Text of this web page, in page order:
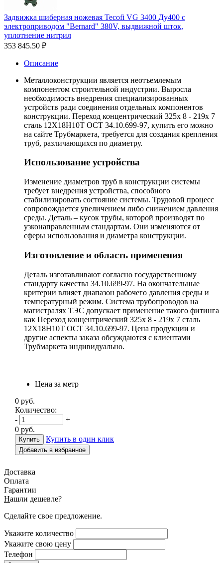
Задвижка шиберная ножевая Tecofi VG 3400 Ду400 с
электроприводом "Bernard" 380V, выдвижной шток,
уплотнение нитрил
353 845.50 ₽
Описание
Металлоконструкции является неотъемлемым
компонентом строительной индустрии. Выросла
необходимость внедрения специализированных
устройств ради соединения отдельных компонентов
конструкции. Переход концентрический 325х 8 - 219х 7
сталь 12Х18Н10Т ОСТ 34.10.699-97, купить его можно
на сайте Трубмаркета, требуется для создания крепления
труб, различающихся по диаметру.
Использование устройства
Изменение диаметров труб в конструкции системы
требует внедрения устройства, способного
стабилизировать состояние системы. Трудовой процесс
сопровождается увеличением либо снижением давления
среды. Деталь – кусок трубы, которой производят по
узконаправленным стандартам. Они изменяются от
сферы использования и диаметра конструкции.
Изготовление и область применения
Деталь изготавливают согласно государственному
стандарту качества 34.10.699-97. На окончательные
критерии влияет диапазон рабочего давления среды и
температурный режим. Система трубопроводов на
магистралях ТЭС допускает применение такого фитинга
как Переход концентрический 325х 8 - 219х 7 сталь
12Х18Н10Т ОСТ 34.10.699-97. Цена продукции и
другие аспекты заказа обсуждаются с клиентами
Трубмаркета индивидуально.
Цена за метр
0 руб.
Количество:
-
+
0 руб.
Купить в один клик
Добавить в избранное
Доставка
Оплата
Гарантии
Нашли дешевле?
Сделайте свое предложение.
Укажите количество
Укажите свою цену
Телефон